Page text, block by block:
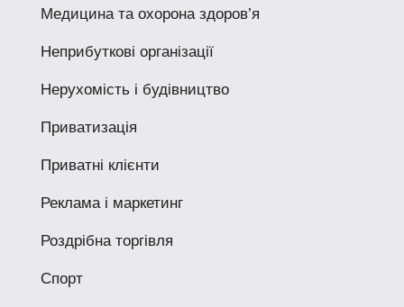
Медицина та охорона здоров’я
Неприбуткові організації
Нерухомість і будівництво
Приватизація
Приватні клієнти
Реклама і маркетинг
Роздрібна торгівля
Спорт